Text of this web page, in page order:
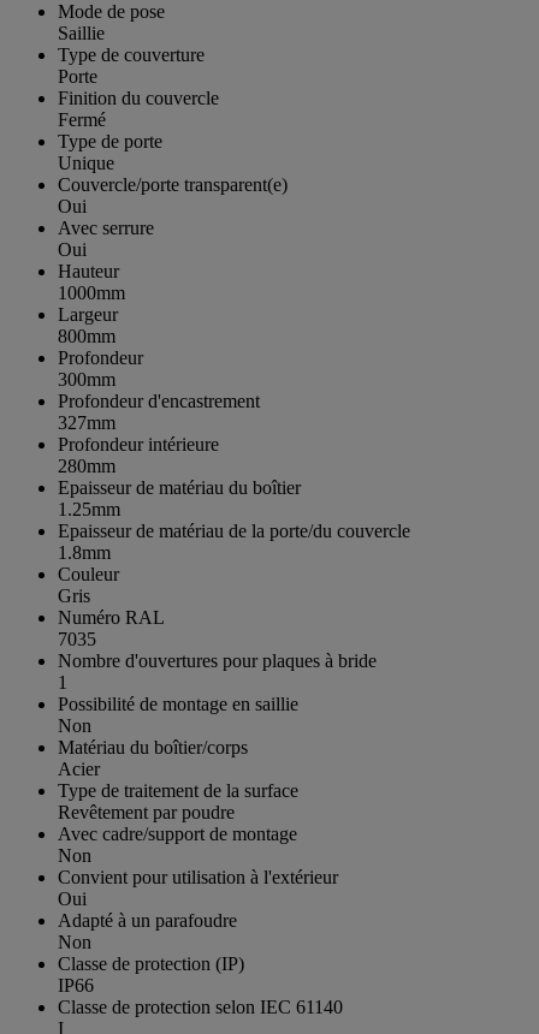
Mode de pose
Saillie
Type de couverture
Porte
Finition du couvercle
Fermé
Type de porte
Unique
Couvercle/porte transparent(e)
Oui
Avec serrure
Oui
Hauteur
1000mm
Largeur
800mm
Profondeur
300mm
Profondeur d'encastrement
327mm
Profondeur intérieure
280mm
Epaisseur de matériau du boîtier
1.25mm
Epaisseur de matériau de la porte/du couvercle
1.8mm
Couleur
Gris
Numéro RAL
7035
Nombre d'ouvertures pour plaques à bride
1
Possibilité de montage en saillie
Non
Matériau du boîtier/corps
Acier
Type de traitement de la surface
Revêtement par poudre
Avec cadre/support de montage
Non
Convient pour utilisation à l'extérieur
Oui
Adapté à un parafoudre
Non
Classe de protection (IP)
IP66
Classe de protection selon IEC 61140
I